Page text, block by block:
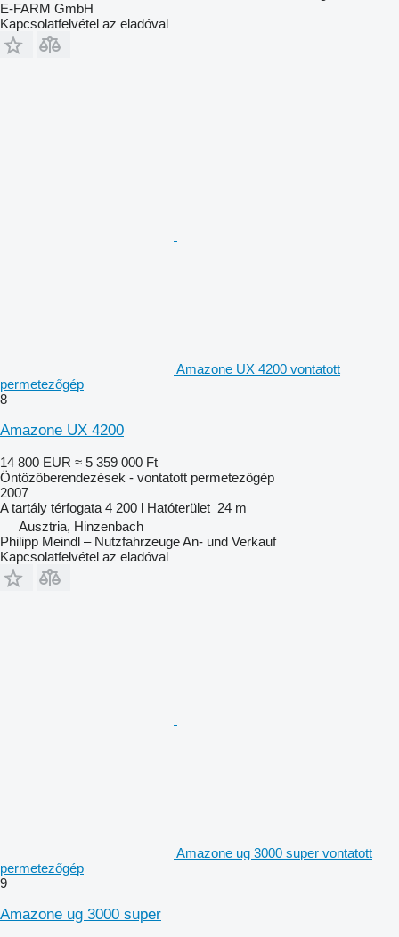
E-FARM GmbH
Kapcsolatfelvétel az eladóval
Amazone UX 4200 vontatott
permetezőgép
8
Amazone UX 4200
14 800 EUR ≈ 5 359 000 Ft
Öntözőberendezések - vontatott permetezőgép
2007
A tartály térfogata 4 200 l Hatóterület 24 m
Ausztria, Hinzenbach
Philipp Meindl – Nutzfahrzeuge An- und Verkauf
Kapcsolatfelvétel az eladóval
Amazone ug 3000 super vontatott
permetezőgép
9
Amazone ug 3000 super